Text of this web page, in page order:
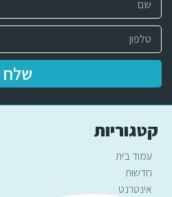
שלח
קטגוריות
עמוד בית
חדשות
אינטרנט